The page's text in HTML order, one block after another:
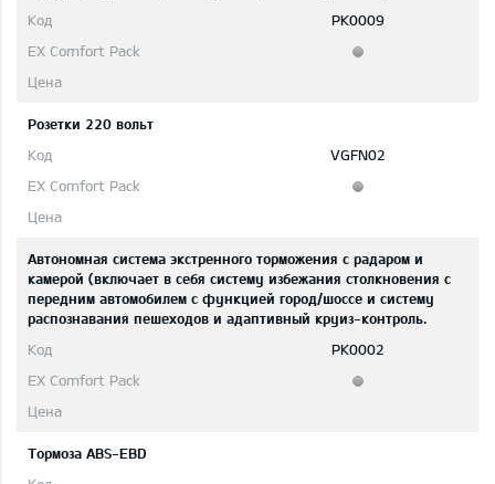
PK0009
Розетки 220 вольт
VGFN02
Автономная система экстренного торможения с радаром и
камерой (включает в себя систему избежания столкновения с
передним автомобилем с функцией город/шоссе и систему
распознавания пешеходов и адаптивный круиз-контроль.
PK0002
Тормоза ABS-EBD